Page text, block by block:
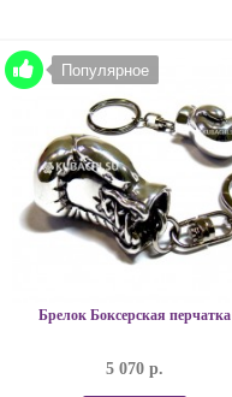
Популярное
Брелок Боксерская перчатка
5 070 р.